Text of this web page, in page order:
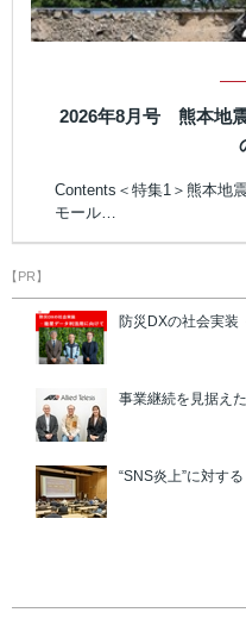
2026年8月号 熊本地
Contents＜特集1＞熊本地
モール…
【PR】
防災DXの社会実装
事業継続を見据え
“SNS炎上”に対す